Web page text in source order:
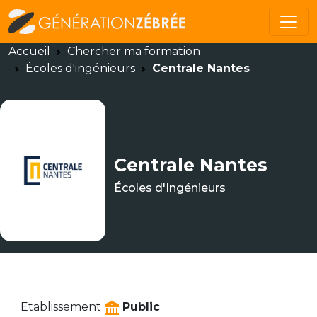
Accueil
Chercher ma formation
Écoles d'ingénieurs
Centrale Nantes
Centrale Nantes
Écoles d'Ingénieurs
Etablissement
Public